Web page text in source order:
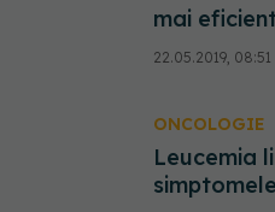
mai
22.05.2019, 08:51
ONCOLOGIE
Leucemia